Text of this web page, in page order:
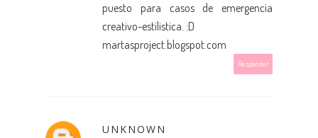
puesto para casos de emergencia
creativo-estilistica. :D
martasproject.blogspot.com
Responder
UNKNOWN